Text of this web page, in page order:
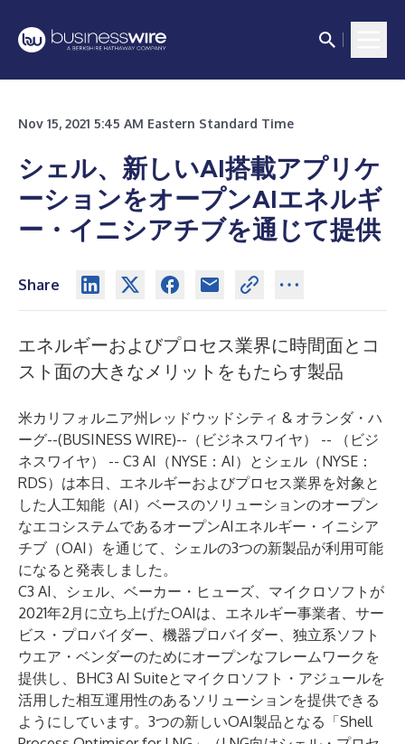
Nov 15, 2021 5:45 AM Eastern Standard Time
シェル、新しいAI搭載アプリケ
ーションをオープンAIエネルギ
ー・イニシアチブを通じて提供
Share
エネルギーおよびプロセス業界に時間面とコ
スト面の大きなメリットをもたらす製品
米カリフォルニア州レッドウッドシティ & オランダ・ハ
ーグ--(BUSINESS WIRE)-- （ビジネスワイヤ） -- （ビジ
ネスワイヤ） -- C3 AI（NYSE：AI）とシェル（NYSE：
RDS）は本日、エネルギーおよびプロセス業界を対象と
した人工知能（AI）ベースのソリューションのオープン
なエコシステムであるオープンAIエネルギー・イニシア
チブ（OAI）を通じて、シェルの3つの新製品が利用可能
になると発表しました。
C3 AI、シェル、ベーカー・ヒューズ、マイクロソフトが
2021年2月に立ち上げたOAIは、エネルギー事業者、サー
ビス・プロバイダー、機器プロバイダー、独立系ソフト
ウエア・ベンダーのためにオープンなフレームワークを
提供し、 BHC3 AI Suiteとマイクロソフト・アジュールを
活用した相互運用性のあるソリューションを提供できる
ようにしています。3つの新しいOAI製品となる「Shell